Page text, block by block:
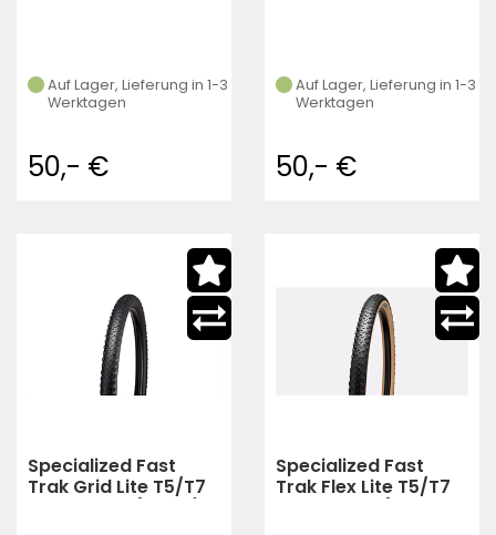
Auf Lager, Lieferung in 1-3
Werktagen
50,- €
Auf Lager, Lieferung in 1-3
Werktagen
50,- €
Specialized Fast
Trak Grid Lite T5/T7
Specialized Fast
Trak Flex Lite T5/T7